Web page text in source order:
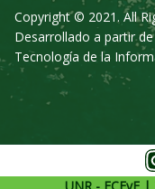
Copyright © 2021. All
Desarrollado a partir
Tecnología de la